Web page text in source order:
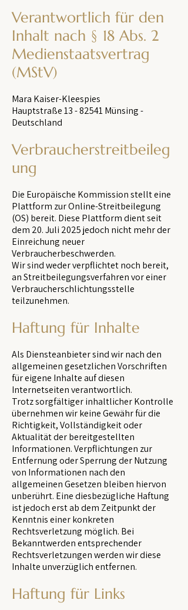
Verantwortlich für den
Inhalt nach § 18 Abs. 2
Medienstaatsvertrag
(MStV)
Mara Kaiser-Kleespies
Hauptstraße 13 - 82541 Münsing -
Deutschland
Verbraucherstreitbeileg
ung
Die Europäische Kommission stellt eine
Plattform zur Online-Streitbeilegung
(OS) bereit. Diese Plattform dient seit
dem 20. Juli 2025 jedoch nicht mehr der
Einreichung neuer
Verbraucherbeschwerden.
Wir sind weder verpflichtet noch bereit,
an Streitbeilegungsverfahren vor einer
Verbraucherschlichtungsstelle
teilzunehmen.
Haftung für Inhalte
Als Diensteanbieter sind wir nach den
allgemeinen gesetzlichen Vorschriften
für eigene Inhalte auf diesen
Internetseiten verantwortlich.
Trotz sorgfältiger inhaltlicher Kontrolle
übernehmen wir keine Gewähr für die
Richtigkeit, Vollständigkeit oder
Aktualität der bereitgestellten
Informationen. Verpflichtungen zur
Entfernung oder Sperrung der Nutzung
von Informationen nach den
allgemeinen Gesetzen bleiben hiervon
unberührt. Eine diesbezügliche Haftung
ist jedoch erst ab dem Zeitpunkt der
Kenntnis einer konkreten
Rechtsverletzung möglich. Bei
Bekanntwerden entsprechender
Rechtsverletzungen werden wir diese
Inhalte unverzüglich entfernen.
Haftung für Links